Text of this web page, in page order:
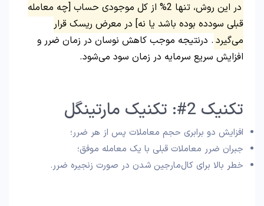
در این روش، تنها 2% از کل موجودی حساب [چه معامله
قبلی سودده بوده باشد یا نه] در معرض ریسک قرار
می‌گیرد . درنتیجه موجب کاهش نوسان در زمان ضرر و
افزایش سریع سرمایه در زمان سود می‌شود.
تکنیک 2#: تکنیک مارتینگل
افزایش دو برابری حجم معاملات پس از هر ضرر؛
جبران ضرر معاملات قبلی با یک معامله موفق؛
خطر بالا برای کال‌مارجین شدن در صورت زنجیره ضرر.